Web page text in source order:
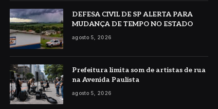
DEFESA CIVIL DE SP ALERTA PARA
MUDANÇA DE TEMPO NO ESTADO
agosto 5, 2026
Prefeitura limita som de artistas de rua
na Avenida Paulista
agosto 5, 2026